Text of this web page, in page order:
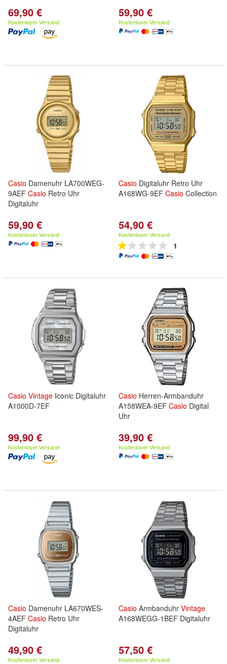
69,90 €
Kostenloser Versand
59,90 €
Kostenloser Versand
Casio Damenuhr LA700WEG-
9AEF Casio Retro Uhr
Digitaluhr
59,90 €
Kostenloser Versand
Casio Digitaluhr Retro Uhr
A168WG-9EF Casio Collection
54,90 €
Kostenloser Versand
1
Casio Vintage Iconic Digitaluhr
A1000D-7EF
99,90 €
Kostenloser Versand
Casio Herren-Armbanduhr
A158WEA-9EF Casio Digital
Uhr
39,90 €
Kostenloser Versand
Casio Damenuhr LA670WES-
4AEF Casio Retro Uhr
Digitaluhr
49,90 €
Kostenloser Versand
Casio Armbanduhr Vintage
A168WEGG-1BEF Digitaluhr
57,50 €
Kostenloser Versand